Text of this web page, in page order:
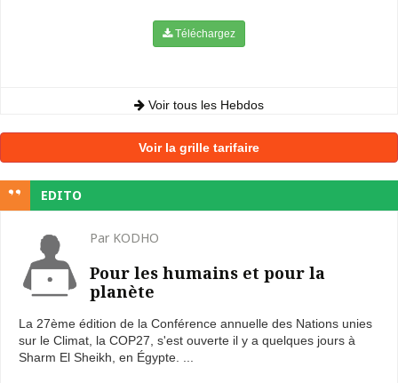
Téléchargez
Voir tous les Hebdos
Voir la grille tarifaire
EDITO
Par KODHO
Pour les humains et pour la
planète
La 27ème édition de la Conférence annuelle des Nations unies
sur le Climat, la COP27, s'est ouverte il y a quelques jours à
Sharm El Sheikh, en Égypte. ...